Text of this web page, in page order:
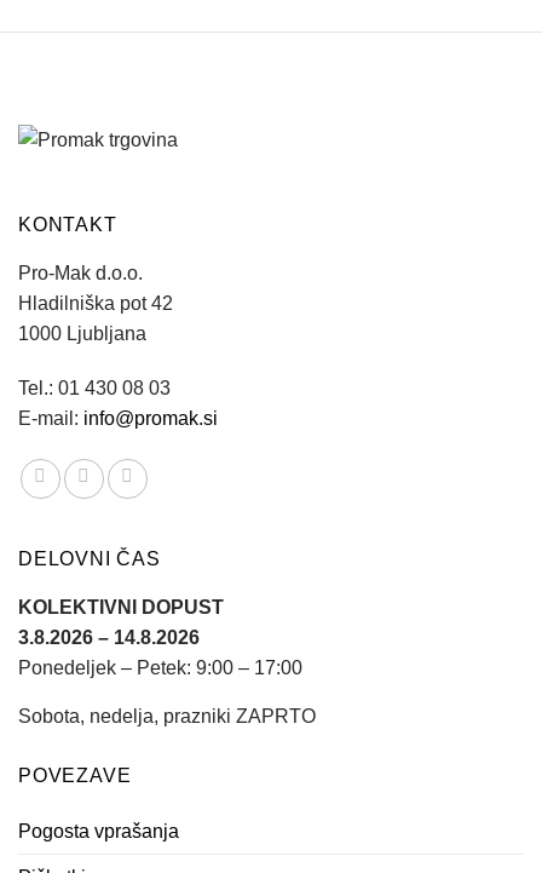
KONTAKT
Pro-Mak d.o.o.
Hladilniška pot 42
1000 Ljubljana
Tel.: 01 430 08 03
E-mail: info@promak.si
DELOVNI ČAS
KOLEKTIVNI DOPUST
3.8.2026 – 14.8.2026
Ponedeljek – Petek: 9:00 – 17:00
Sobota, nedelja, prazniki ZAPRTO
POVEZAVE
Pogosta vprašanja